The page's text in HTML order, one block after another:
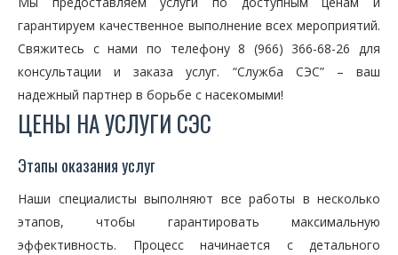
гарантируем качественное выполнение всех мероприятий.
Свяжитесь с нами по телефону 8 (966) 366-68-26 для
консультации и заказа услуг. “Служба СЭС” – ваш
надежный партнер в борьбе с насекомыми!
ЦЕНЫ НА УСЛУГИ СЭС
Этапы оказания услуг
Наши специалисты выполняют все работы в несколько
этапов, чтобы гарантировать максимальную
эффективность. Процесс начинается с детального